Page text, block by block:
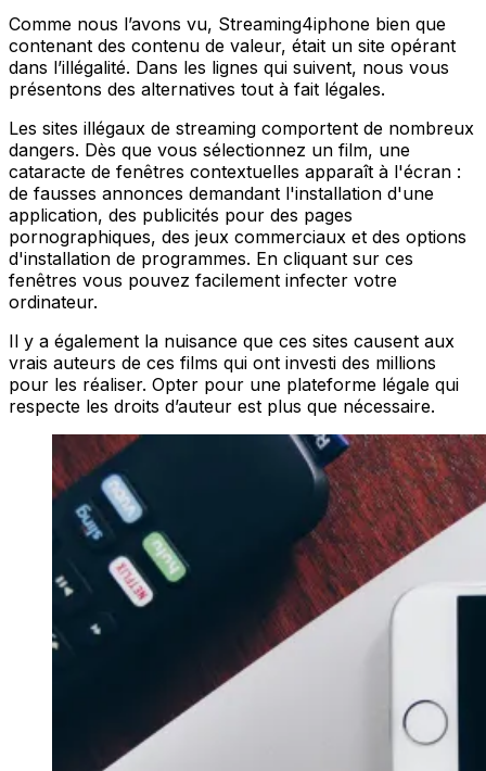
Comme nous l’avons vu, Streaming4iphone bien que
contenant des contenu de valeur, était un site opérant
dans l’illégalité. Dans les lignes qui suivent, nous vous
présentons des alternatives tout à fait légales.
Les sites illégaux de streaming comportent de nombreux
dangers. Dès que vous sélectionnez un film, une
cataracte de fenêtres contextuelles apparaît à l'écran :
de fausses annonces demandant l'installation d'une
application, des publicités pour des pages
pornographiques, des jeux commerciaux et des options
d'installation de programmes. En cliquant sur ces
fenêtres vous pouvez facilement infecter votre
ordinateur.
Il y a également la nuisance que ces sites causent aux
vrais auteurs de ces films qui ont investi des millions
pour les réaliser. Opter pour une plateforme légale qui
respecte les droits d’auteur est plus que nécessaire.